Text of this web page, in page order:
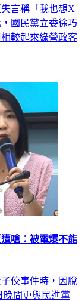
言稱「我也想X
國民黨立委徐巧
較起來綠營政客
嗆：被電爆不能
佼事件時，因脫
晚間更與民進黨